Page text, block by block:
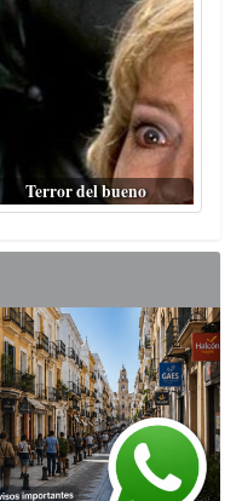
Terror del bueno